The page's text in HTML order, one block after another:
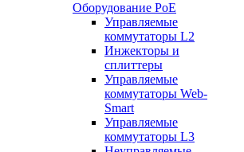
Оборудование PoE
Управляемые
коммутаторы L2
Инжекторы и
сплиттеры
Управляемые
коммутаторы Web-
Smart
Управляемые
коммутаторы L3